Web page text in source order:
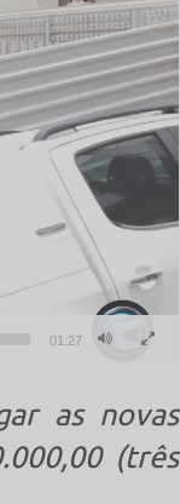
01:27
as novas
(três